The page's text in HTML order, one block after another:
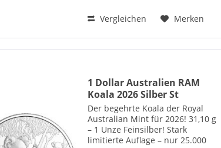
Vergleichen Merken
1 Dollar Australien RAM
Koala 2026 Silber St
Der begehrte Koala der Royal
Australian Mint für 2026! 31,10 g
– 1 Unze Feinsilber! Stark
limitierte Auflage – nur 25.000